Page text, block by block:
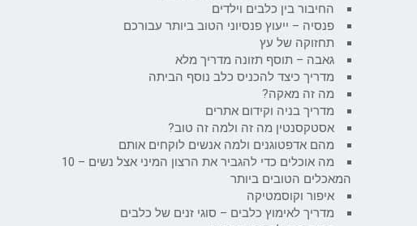
החיבור בין כלבים וילדים
פנסיה – ייעוץ פנסיוני הטוב ביותר עבורכם
תחזוקה של עץ
גאבה – תוסף תזונה מדריך מלא
מדריך כיצד להכניס כלב נוסף הביתה
מה זה מאקה?
מדריך בניה וקידום אתרים
אסטקסנטין מה זה ולמה זה טוב?
מהם אדפטוגנים ולמה אנשים לוקחים אותם
מה אוכלים כדי להגביר את הרצון המיני אצל נשים – 10
המאכלים הטובים ביותר
איפור וקוסמטיקה
מדריך לאימוץ כלבים – סוגי זנים של כלבים